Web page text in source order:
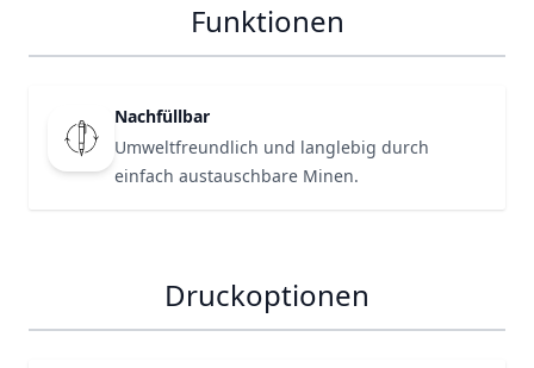
Funktionen
Nachfüllbar
Umweltfreundlich und langlebig durch
einfach austauschbare Minen.
Druckoptionen